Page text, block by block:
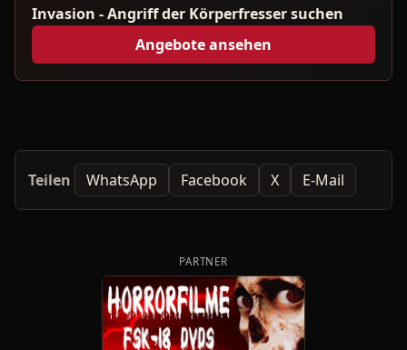
Invasion - Angriff der Körperfresser suchen
Angebote ansehen
Teilen WhatsApp Facebook X E-Mail
PARTNER